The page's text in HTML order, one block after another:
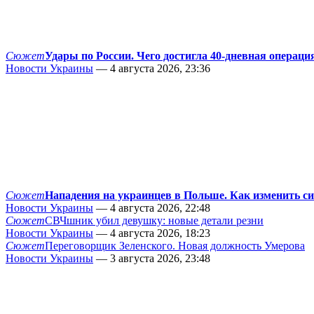
СюжетУдары по России. Чего достигла 40-дневная
Новости Украины — 4 августа 2026, 23:36
СюжетНападения на украинцев в Польше. Как изменить
Новости Украины — 4 августа 2026, 22:48
СюжетСВЧшник убил девушку: новые детали резни
Новости Украины — 4 августа 2026, 18:23
СюжетПереговорщик Зеленского. Новая должность Умерова
Новости Украины — 3 августа 2026, 23:48